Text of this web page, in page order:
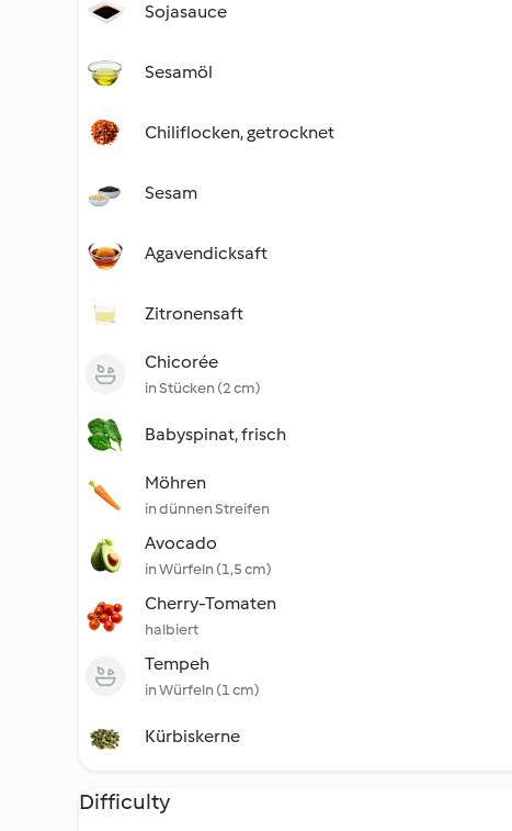
Sojasauce
Sesamöl
Chiliflocken, getrocknet
Sesam
Agavendicksaft
Zitronensaft
Chicorée
in Stücken (2 cm)
Babyspinat, frisch
Möhren
in dünnen Streifen
Avocado
in Würfeln (1,5 cm)
Cherry-Tomaten
halbiert
Tempeh
in Würfeln (1 cm)
Kürbiskerne
Difficulty